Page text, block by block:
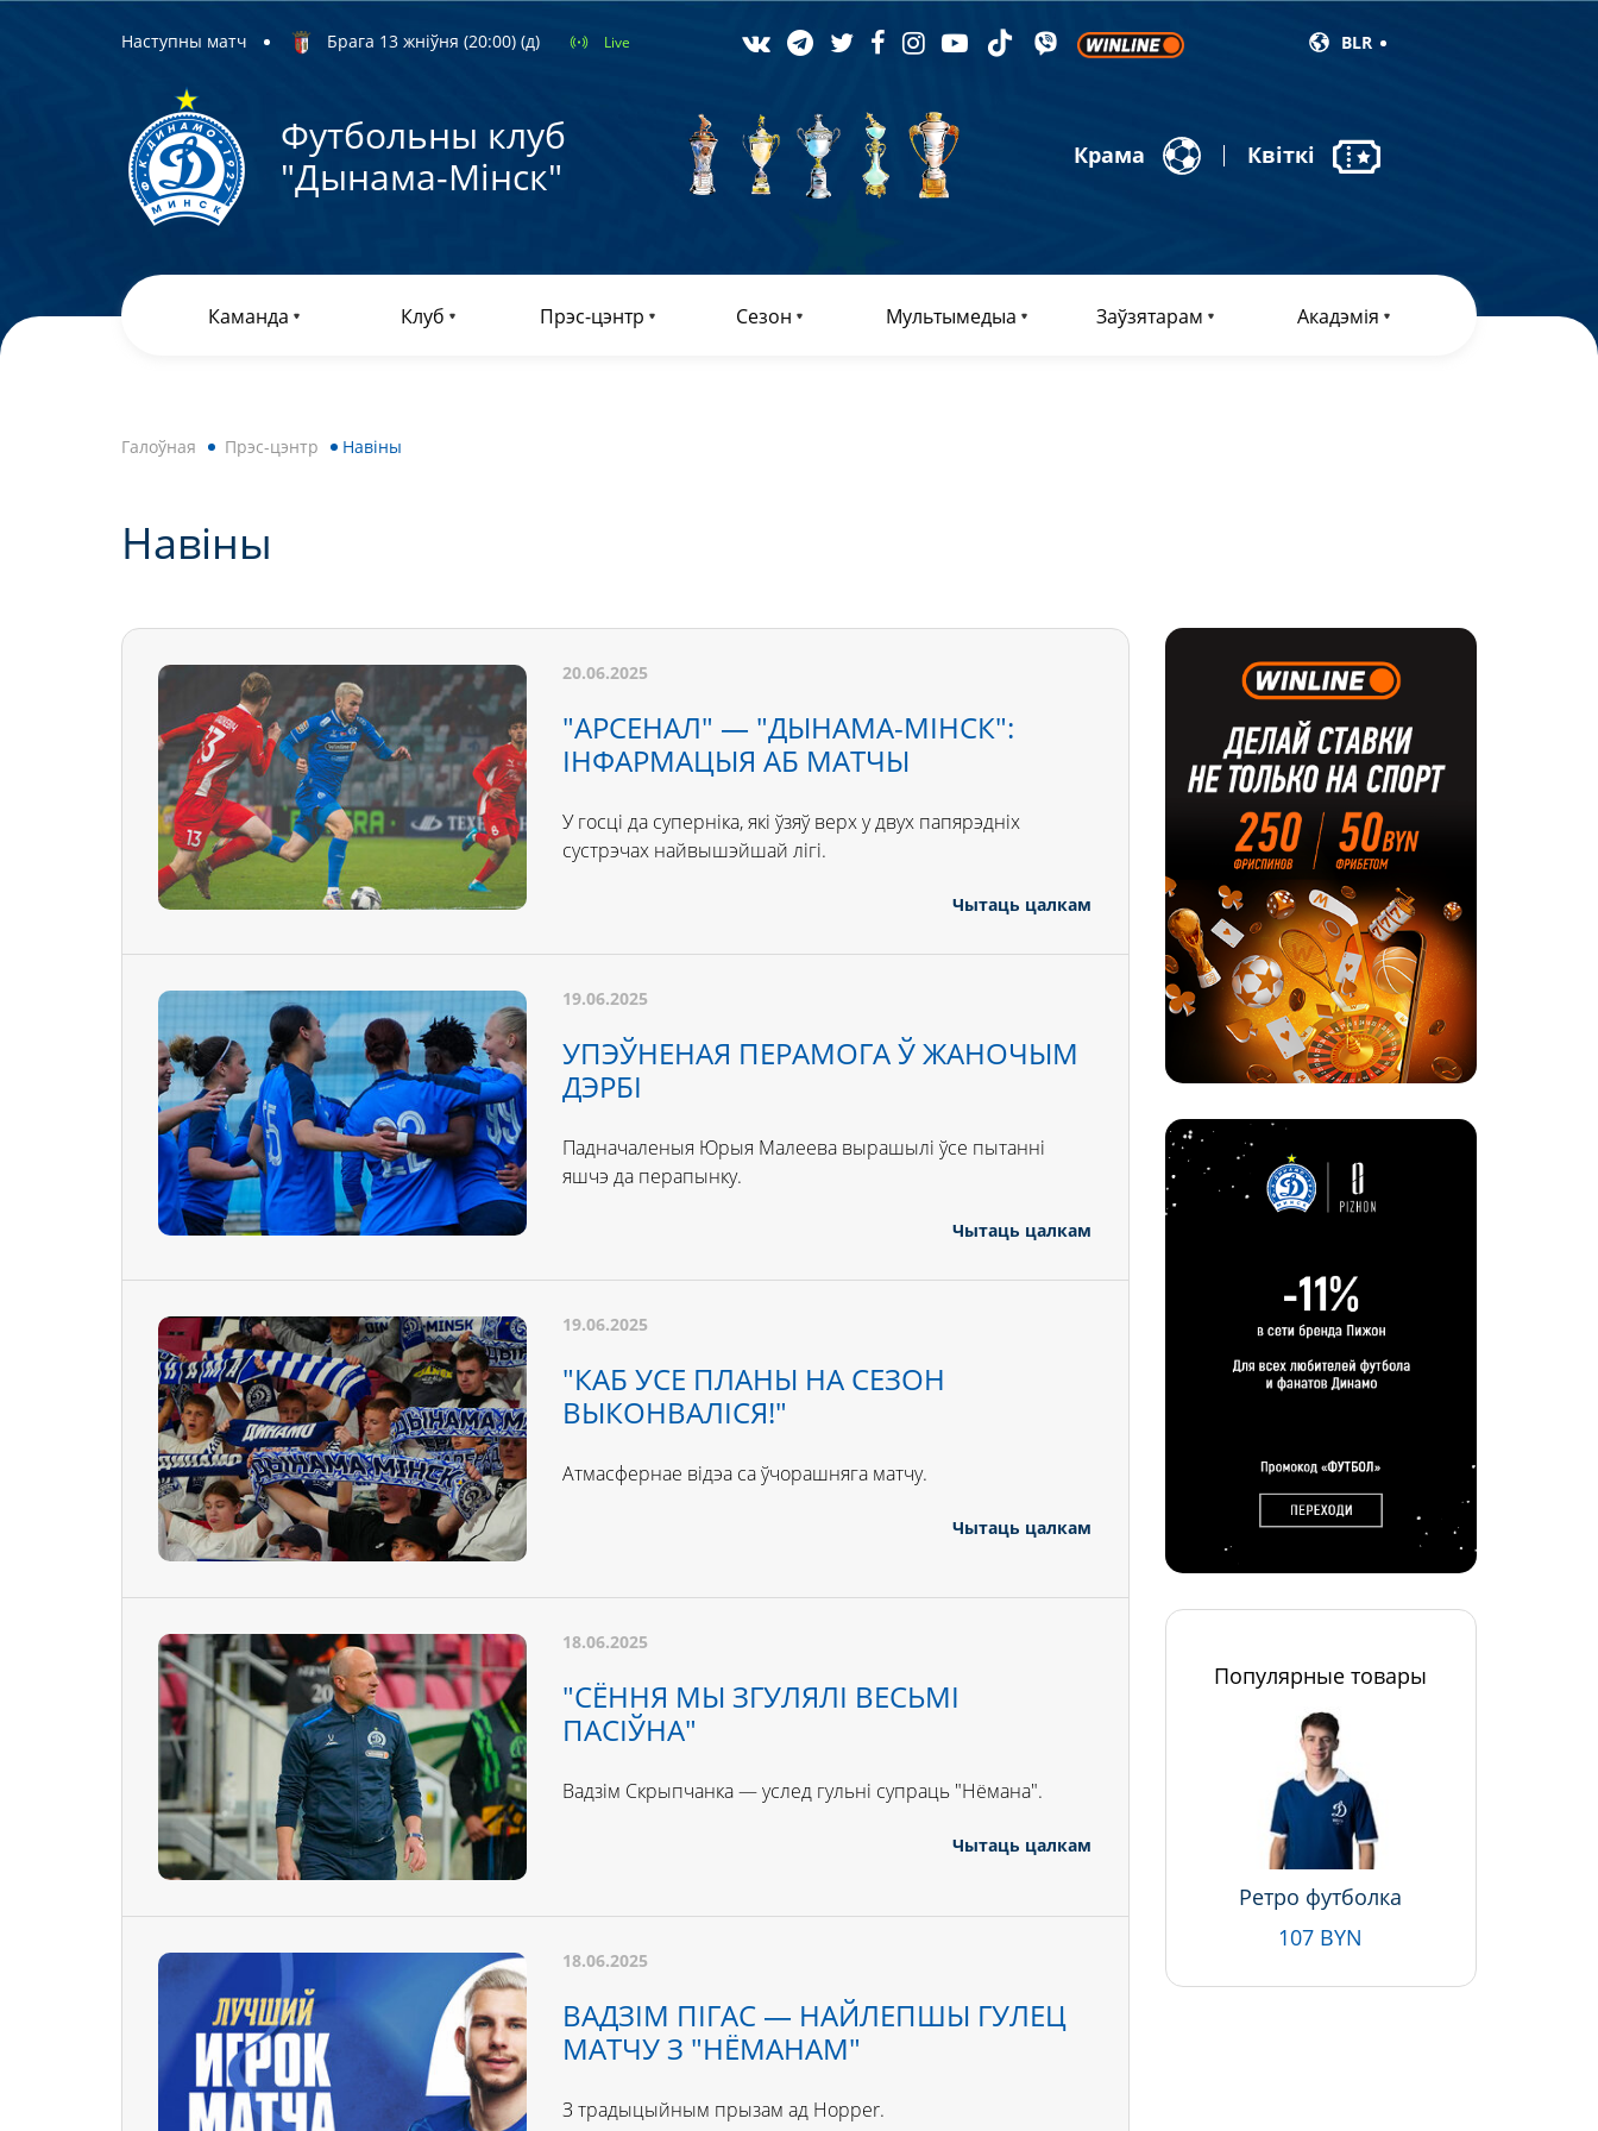
Наступны матч Брага 13 жніўня (20:00) (д) Live BLR
Футбольны клуб
"Дынама-Мiнск"
Крама Квіткі
Каманда Клуб Прэс-цэнтр Сезон Мультымедыа Заўзятарам Акадэмія
Галоўная Прэс-цэнтр Навiны
Навiны
20.06.2025
"АРСЕНАЛ" — "ДЫНАМА-МІНСК":
ІНФАРМАЦЫЯ АБ МАТЧЫ
У госці да суперніка, які ўзяў верх у двух папярэдніх
сустрэчах найвышэйшай лігі.
Чытаць цалкам
19.06.2025
УПЭЎНЕНАЯ ПЕРАМОГА Ў ЖАНОЧЫМ
ДЭРБІ
Падначаленыя Юрыя Малеева вырашылі ўсе пытанні
яшчэ да перапынку.
Чытаць цалкам
19.06.2025
"КАБ УСЕ ПЛАНЫ НА СЕЗОН
ВЫКОНВАЛІСЯ!"
Атмасфернае відэа са ўчорашняга матчу.
Чытаць цалкам
18.06.2025
"СЁННЯ МЫ ЗГУЛЯЛІ ВЕСЬМІ
ПАСІЎНА"
Вадзім Скрыпчанка — услед гульні супраць "Нёмана".
Чытаць цалкам
18.06.2025
ВАДЗІМ ПІГАС — НАЙЛЕПШЫ ГУЛЕЦ
МАТЧУ З "НЁМАНАМ"
З традыцыйным прызам ад Hopper.
Популярные товары
Ретро футболка
107 BYN